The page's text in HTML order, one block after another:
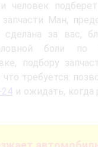
человек
Ман,
сделана за вас,
боли по
подбору
требуется:
и ожидать,